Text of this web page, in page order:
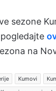
sezone
na
Kumovi